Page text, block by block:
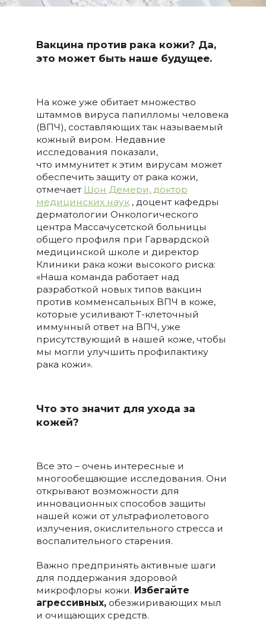
Вакцина против рака кожи? Да,
это может быть наше будущее.
На коже уже обитает множество
штаммов вируса папилломы человека
(ВПЧ), составляющих так называемый
кожный виром. Недавние
исследования показали,
что иммунитет к этим вирусам может
обеспечить защиту от рака кожи,
отмечает Шон Демери, доктор
медицинских наук, доцент кафедры
дерматологии Онкологического
центра Массачусетской больницы
общего профиля при Гарвардской
медицинской школе и директор
Клиники рака кожи высокого риска:
«Наша команда работает над
разработкой новых типов вакцин
против комменсальных ВПЧ в коже,
которые усиливают Т-клеточный
иммунный ответ на ВПЧ, уже
присутствующий в нашей коже, чтобы
мы могли улучшить профилактику
рака кожи».
Что это значит для ухода за
кожей?
Все это – очень интересные и
многообещающие исследования. Они
открывают возможности для
инновационных способов защиты
нашей кожи от ультрафиолетового
излучения, окислительного стресса и
воспалительного старения.
Важно предпринять активные шаги
для поддержания здоровой
микрофлоры кожи. Избегайте
агрессивных,обезжиривающих мыл
и очищающих средств.